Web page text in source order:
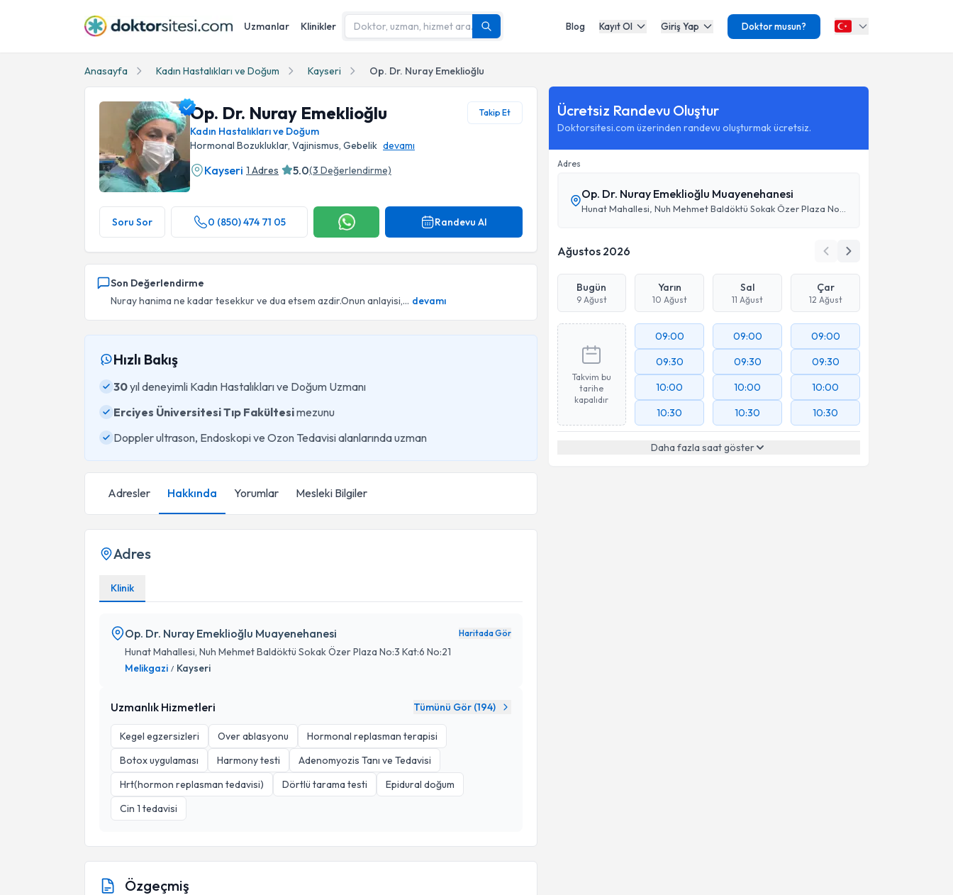
Uzmanlar Klinikler Blog Kayıt Ol Giriş Yap Doktor musun?
Anasayfa Kadın Hastalıkları ve Doğum Kayseri Op. Dr. Nuray Emeklioğlu
Op. Dr. Nuray Emeklioğlu Takip Et
Kadın Hastalıkları ve Doğum
Hormonal Bozukluklar, Vajinismus, Gebelik devamı
Kayseri 1 Adres 5.0(3 Değerlendirme)
Soru Sor 0 (850) 474 71 05 Randevu Al
Son Değerlendirme
Nuray hanima ne kadar tesekkur ve dua etsem azdir.Onun anlayisi,... devamı
Hızlı Bakış
30yıl deneyimli Kadın Hastalıkları ve Doğum Uzmanı
Erciyes Üniversitesi Tıp Fakültesimezunu
Doppler ultrason, Endoskopi ve Ozon Tedavisi alanlarında uzman
Adresler Hakkında Yorumlar Mesleki Bilgiler
Adres
Klinik
Op. Dr. Nuray Emeklioğlu Muayenehanesi Haritada Gör
Hunat Mahallesi, Nuh Mehmet Baldöktü Sokak Özer Plaza No:3 Kat:6 No:21
Melikgazi / Kayseri
Uzmanlık Hizmetleri Tümünü Gör (194)
Kegel egzersizleri Over ablasyonu
Hormonal replasman terapisi
Botox uygulaması
Harmony testi
Adenomyozis Tanı ve Tedavisi
Hrt(hormon replasman tedavisi)
Dörtlü tarama testi
Epidural doğum
Cin 1 tedavisi
Özgeçmiş
Ücretsiz Randevu Oluştur
Doktorsitesi.com üzerinden randevu oluşturmak ücretsiz.
Adres
Op. Dr. Nuray Emeklioğlu Muayenehanesi
Ağustos 2026
Bugün
9 Ağust
Yarın
10 Ağust
Sal
11 Ağust
Çar
12 Ağust
Takvim bu
tarihe
kapalıdır
09:00
09:30
10:00
10:30
09:00
09:30
10:00
10:30
09:00
09:30
10:00
10:30
Daha fazla saat göster